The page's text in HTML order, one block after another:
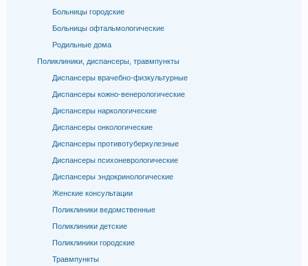
Больницы городские
Больницы офтальмологические
Родильные дома
Поликлиники, диспансеры, травмпункты
Диспансеры врачебно-физкультурные
Диспансеры кожно-венерологические
Диспансеры наркологические
Диспансеры онкологические
Диспансеры противотуберкулезные
Диспансеры психоневрологические
Диспансеры эндокринологические
Женские консультации
Поликлиники ведомственные
Поликлиники детские
Поликлиники городские
Травмпункты